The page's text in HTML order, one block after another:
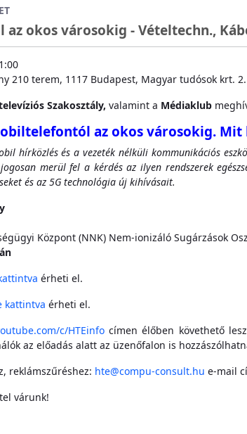
okos városokig - Vételtechn.,
210 terem, 1117 Budapest, Magyar tudósok krt. 2.
Szakosztály, valamint a Médiaklub
az okos városokig. Mit
hírközlés és a vezeték nélküli kommunikációs
merül fel a kérdés az ilyen rendszerek
és az 5G technológia új kihívásait.
Központ (NNK) Nem-ionizáló Sugárzások
érheti el.
kattintva érheti el.
c/HTEinfocímen élőben követhető
az előadás alatt az üzenőfalon is
reklámszűréshez: hte@compu-consult.hu e-mail
várunk!